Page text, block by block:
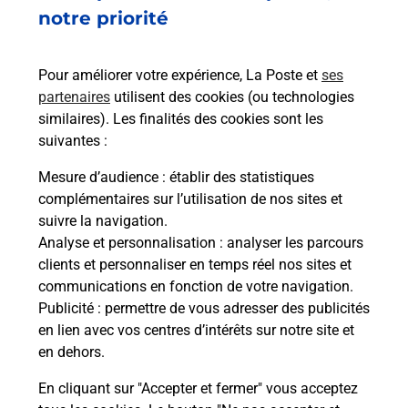
notre priorité
Pour améliorer votre expérience, La Poste et ses
partenaires utilisent des cookies (ou technologies
similaires). Les finalités des cookies sont les
suivantes :
Mesure d’audience : établir des statistiques
complémentaires sur l’utilisation de nos sites et
suivre la navigation.
Analyse et personnalisation : analyser les parcours
clients et personnaliser en temps réel nos sites et
communications en fonction de votre navigation.
Publicité : permettre de vous adresser des publicités
en lien avec vos centres d’intérêts sur notre site et
en dehors.
En cliquant sur "Accepter et fermer" vous acceptez
3 PLACE PIERRE SEMARD
En savoir plus
Malin !
La Poste
en ligne
Ouvert 24h/24
En savoir plus